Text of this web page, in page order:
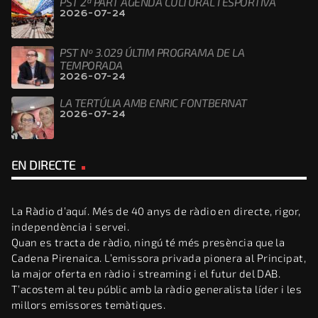
2026-07-24
PST Nº 3.029 ÚLTIM PROGRAMA DE LA
TEMPORADA
2026-07-24
LA TERTÚLIA AMB ENRIC FONTBERNAT
2026-07-24
EN DIRECTE
La Ràdio d’aquí. Més de 40 anys de ràdio en directe, rigor,
independència i servei.
Quan es tracta de ràdio, ningú té més presència que la
Cadena Pirenaica. L’emissora privada pionera al Principat,
la major oferta en ràdio i streaming i el futur del DAB.
T’acostem al teu públic amb la ràdio generalista líder i les
millors emissores temàtiques.